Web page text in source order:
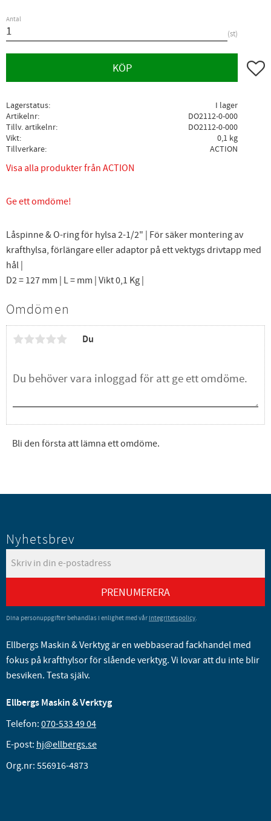
Antal
st
KÖP Lägg
Lagerstatus
I lager
Artikelnr
DO2112-0-000
Tillv. artikelnr
DO2112-0-000
Vikt
0,1 kg
Tillverkare
ACTION
Visa alla produkter från ACTION
Ge ett omdöme!
Låspinne & O-ring för hylsa 2-1/2" | För säker montering av
krafthylsa, förlängare eller adaptor på ett vektygs drivtapp med
hål |
D2 = 127 mm | L = mm | Vikt 0,1 Kg |
Omdömen
Du
Bli den första att lämna ett omdöme.
Nyhetsbrev
PRENUMERERA
Dina personuppgifter behandlas i enlighet med vår integritetspolicy.
Ellbergs Maskin & Verktyg är en webbaserad fackhandel med
fokus på krafthylsor för slående verktyg. Vi lovar att du inte blir
besviken. Testa själv.
Ellbergs Maskin & Verktyg
Telefon: 070-533 49 04
E-post: hj@ellbergs.se
Org.nr: 556916-4873